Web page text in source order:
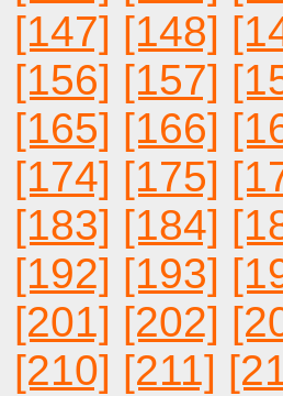
[147] [148]
[156] [157]
[165] [166]
[174] [175]
[183] [184]
[192] [193]
[201] [202]
[210] [211]